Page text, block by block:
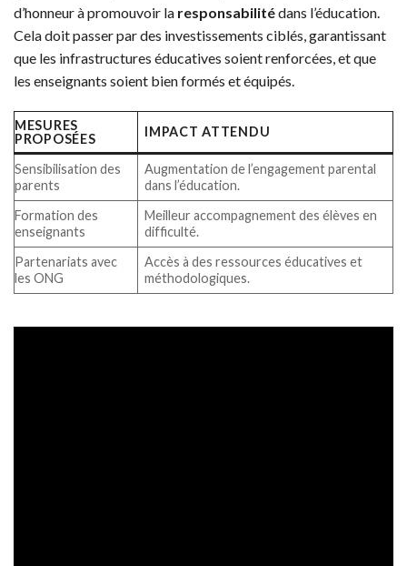
d’honneur à promouvoir la responsabilitédans l’éducation.
Cela doit passer par des investissements ciblés, garantissant
que les infrastructures éducatives soient renforcées, et que
les enseignants soient bien formés et équipés.
MESURES
PROPOSÉES
IMPACT ATTENDU
Sensibilisation des
parents
Augmentation de l’engagement parental
dans l’éducation.
Formation des
enseignants
Meilleur accompagnement des élèves en
difficulté.
Partenariats avec
les ONG
Accès à des ressources éducatives et
méthodologiques.